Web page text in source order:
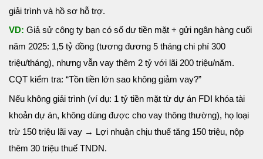
giải trình và hồ sơ hỗ trợ.
VD: Giả sử công ty bạn có số dư tiền mặt + gửi ngân hàng cuối
năm 2025: 1,5 tỷ đồng (tương đương 5 tháng chi phí 300
triệu/tháng), nhưng vẫn vay thêm 2 tỷ với lãi 200 triệu/năm.
CQT kiểm tra: “Tồn tiền lớn sao không giảm vay?”
Nếu không giải trình (ví dụ: 1 tỷ tiền mặt từ dự án FDI khóa tài
khoản dự án, không dùng được cho vay thông thường), họ loại
trừ 150 triệu lãi vay → Lợi nhuận chịu thuế tăng 150 triệu, nộp
thêm 30 triệu thuế TNDN.